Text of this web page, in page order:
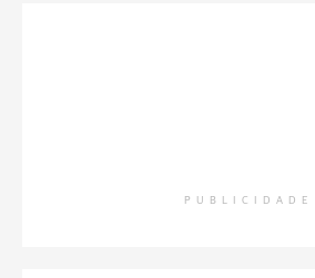
PUBLICIDADE